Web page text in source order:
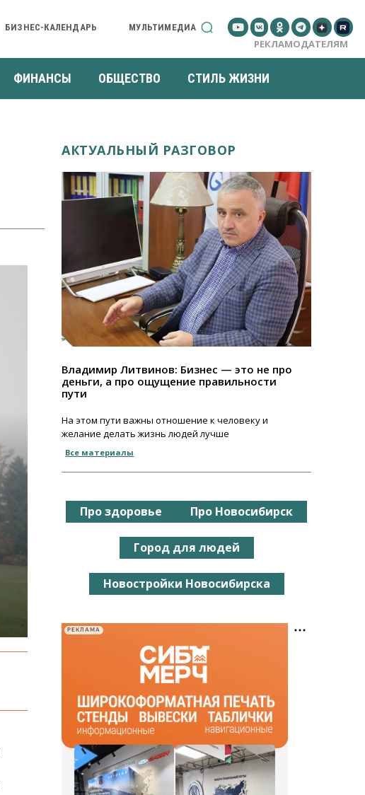
БИЗНЕС-КАЛЕНДАРЬ МУЛЬТИМЕДИА
РЕКЛАМОДАТЕЛЯМ
ФИНАНСЫ ОБЩЕСТВО СТИЛЬ ЖИЗНИ
АКТУАЛЬНЫЙ РАЗГОВОР
Владимир Литвинов: Бизнес — это не про
деньги, а про ощущение правильности
пути
На этом пути важны отношение к человеку и
желание делать жизнь людей лучше
Все материалы
Про здоровье Про Новосибирск
Город для людей
Новостройки Новосибирска
РЕКЛАМА